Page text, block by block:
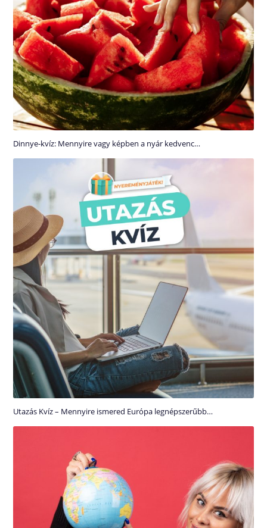
Dinnye-kvíz: Mennyire vagy képben a nyár kedvenc…
Utazás Kvíz – Mennyire ismered Európa legnépszerűbb…